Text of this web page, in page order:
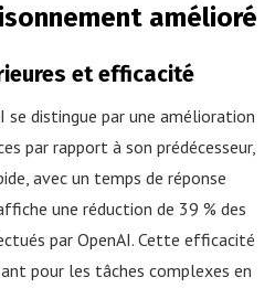
amélioré
et efficacité
se distingue par une amélioration
par rapport à son prédécesseur,
avec un temps de réponse
une réduction de 39 % des
par OpenAI. Cette efficacité
pour les tâches complexes en